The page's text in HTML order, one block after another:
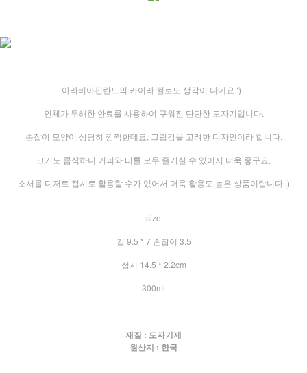
아라비아핀란드의 카이라 컬로도 생각이 나네요 :)
인체가 무해한 안료를 사용하여 구워진 단단한 도자기입니다.
손잡이 모양이 상당히 깜찍한데요, 그립감을 고려한 디자인이라 합니다.
크기도 큼직하니 커피와 티를 모두 즐기실 수 있어서 더욱 좋구요,
소서를 디저트 접시로 활용할 수가 있어서 더욱 활용도 높은 상품이랍니다 :)
size
컵 9.5 * 7 손잡이 3.5
접시 14.5 * 2.2cm
300ml
재질 : 도자기제
원산지 : 한국